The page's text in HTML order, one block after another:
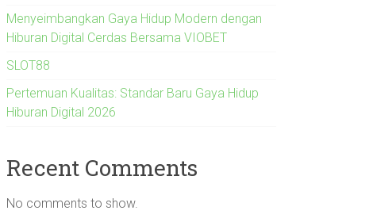
Menyeimbangkan Gaya Hidup Modern dengan
Hiburan Digital Cerdas Bersama VIOBET
SLOT88
Pertemuan Kualitas: Standar Baru Gaya Hidup
Hiburan Digital 2026
Recent Comments
No comments to show.